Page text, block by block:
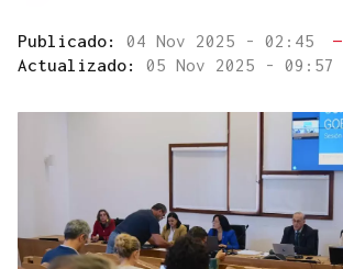
Publicado: 04 Nov 2025 - 02:45
—
Actualizado: 05 Nov 2025 - 09:57